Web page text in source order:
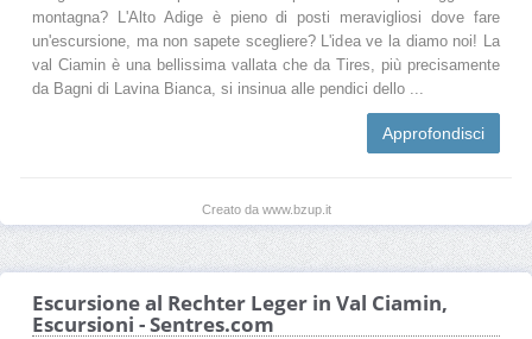
montagna? L'Alto Adige è pieno di posti meravigliosi dove fare
un'escursione, ma non sapete scegliere? L'idea ve la diamo noi! La
val Ciamin è una bellissima vallata che da Tires, più precisamente
da Bagni di Lavina Bianca, si insinua alle pendici dello ...
Approfondisci
Creato da www.bzup.it
Escursione al Rechter Leger in Val Ciamin,
Escursioni - Sentres.com